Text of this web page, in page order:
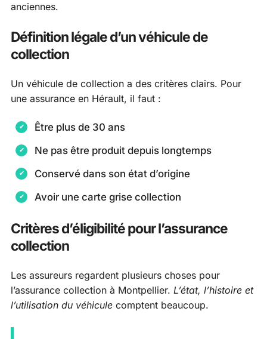
anciennes.
Définition légale d’un véhicule de
collection
Un véhicule de collection a des critères clairs. Pour
une assurance en Hérault, il faut :
Être plus de 30 ans
Ne pas être produit depuis longtemps
Conservé dans son état d’origine
Avoir une carte grise collection
Critères d’éligibilité pour l’assurance
collection
Les assureurs regardent plusieurs choses pour
l’assurance collection à Montpellier. L’état, l’histoire et
l’utilisation du véhicule comptent beaucoup.